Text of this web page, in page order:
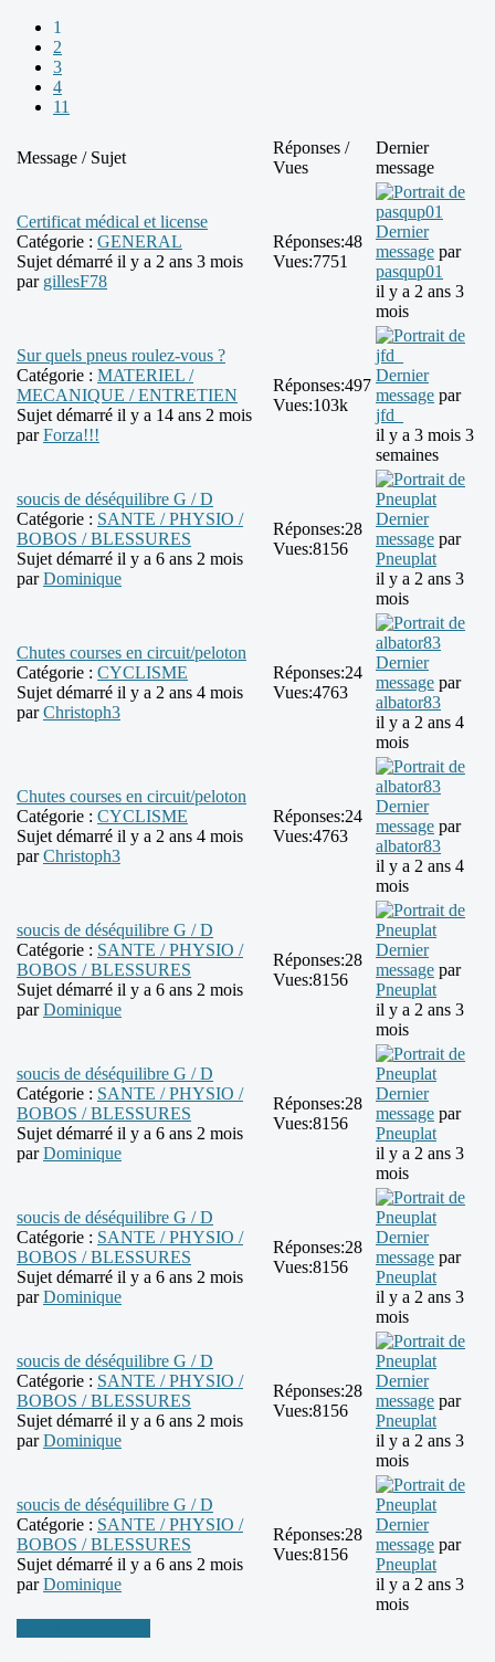
1
2
3
4
11
Message / Sujet
Réponses /
Vues
Dernier
message
Certificat médical et license
Catégorie : GENERAL
Sujet démarré il y a 2 ans 3 mois
par gillesF78
Réponses:48
Vues:7751
Dernier
message par
pasqup01
il y a 2 ans 3
mois
Sur quels pneus roulez-vous ?
Catégorie : MATERIEL /
MECANIQUE / ENTRETIEN
Sujet démarré il y a 14 ans 2 mois
parForza!!!
Réponses:497
Vues:103k
Dernier
message par
jfd_
il y a 3 mois 3
semaines
soucis de déséquilibre G / D
Catégorie : SANTE / PHYSIO /
BOBOS / BLESSURES
Sujet démarré il y a 6 ans 2 mois
parDominique
Réponses:28
Vues:8156
Dernier
message par
Pneuplat
il y a 2 ans 3
mois
Chutes courses en circuit/peloton
Catégorie : CYCLISME
Sujet démarré il y a 2 ans 4 mois
parChristoph3
Réponses:24
Vues:4763
Dernier
message par
albator83
il y a 2 ans 4
mois
Chutes courses en circuit/peloton
Catégorie : CYCLISME
Sujet démarré il y a 2 ans 4 mois
parChristoph3
Réponses:24
Vues:4763
Dernier
message par
albator83
il y a 2 ans 4
mois
soucis de déséquilibre G / D
Catégorie : SANTE / PHYSIO /
BOBOS / BLESSURES
Sujet démarré il y a 6 ans 2 mois
parDominique
Réponses:28
Vues:8156
Dernier
message par
Pneuplat
il y a 2 ans 3
mois
soucis de déséquilibre G / D
Catégorie : SANTE / PHYSIO /
BOBOS / BLESSURES
Sujet démarré il y a 6 ans 2 mois
parDominique
Réponses:28
Vues:8156
Dernier
message par
Pneuplat
il y a 2 ans 3
mois
soucis de déséquilibre G / D
Catégorie : SANTE / PHYSIO /
BOBOS / BLESSURES
Sujet démarré il y a 6 ans 2 mois
parDominique
Réponses:28
Vues:8156
Dernier
message par
Pneuplat
il y a 2 ans 3
mois
soucis de déséquilibre G / D
Catégorie : SANTE / PHYSIO /
BOBOS / BLESSURES
Sujet démarré il y a 6 ans 2 mois
parDominique
Réponses:28
Vues:8156
Dernier
message par
Pneuplat
il y a 2 ans 3
mois
soucis de déséquilibre G / D
Catégorie : SANTE / PHYSIO /
BOBOS / BLESSURES
Sujet démarré il y a 6 ans 2 mois
parDominique
Réponses:28
Vues:8156
Dernier
message par
Pneuplat
il y a 2 ans 3
mois